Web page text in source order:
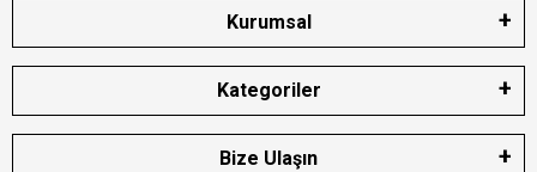
Kurumsal
Kategoriler
Bize Ulaşın